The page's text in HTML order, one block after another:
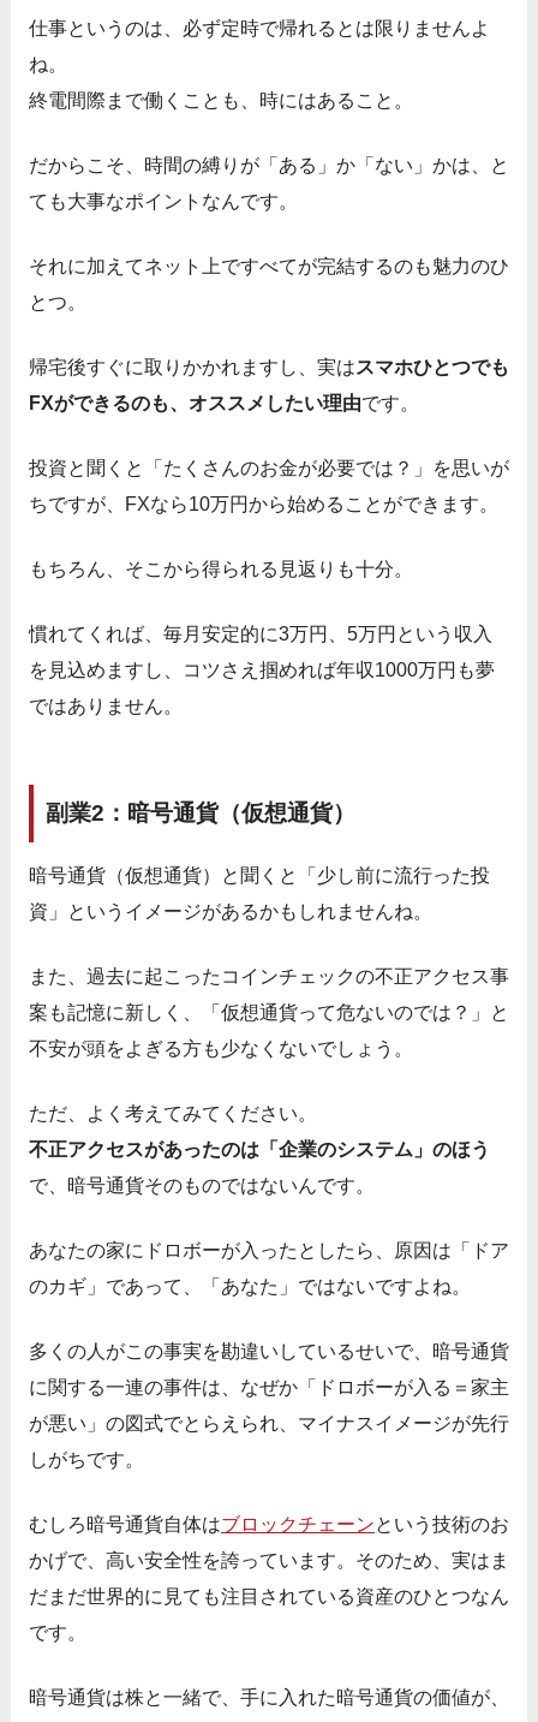
仕事というのは、必ず定時で帰れるとは限りませんよ
ね。
終電間際まで働くことも、時にはあること。
だからこそ、時間の縛りが「ある」か「ない」かは、と
ても大事なポイントなんです。
それに加えてネット上ですべてが完結するのも魅力のひ
とつ。
帰宅後すぐに取りかかれますし、実はスマホひとつでも
FXができるのも、オススメしたい理由です。
投資と聞くと「たくさんのお金が必要では？」を思いが
ちですが、FXなら10万円から始めることができます。
もちろん、そこから得られる見返りも十分。
慣れてくれば、毎月安定的に3万円、5万円という収入
を見込めますし、コツさえ掴めれば年収1000万円も夢
ではありません。
副業2：暗号通貨（仮想通貨）
暗号通貨（仮想通貨）と聞くと「少し前に流行った投
資」というイメージがあるかもしれませんね。
また、過去に起こったコインチェックの不正アクセス事
案も記憶に新しく、「仮想通貨って危ないのでは？」と
不安が頭をよぎる方も少なくないでしょう。
ただ、よく考えてみてください。
不正アクセスがあったのは「企業のシステム」のほう
で、暗号通貨そのものではないんです。
あなたの家にドロボーが入ったとしたら、原因は「ドア
のカギ」であって、「あなた」ではないですよね。
多くの人がこの事実を勘違いしているせいで、暗号通貨
に関する一連の事件は、なぜか「ドロボーが入る＝家主
が悪い」の図式でとらえられ、マイナスイメージが先行
しがちです。
むしろ暗号通貨自体はブロックチェーンという技術のお
かげで、高い安全性を誇っています。そのため、実はま
だまだ世界的に見ても注目されている資産のひとつなん
です。
暗号通貨は株と一緒で、手に入れた暗号通貨の価値が、